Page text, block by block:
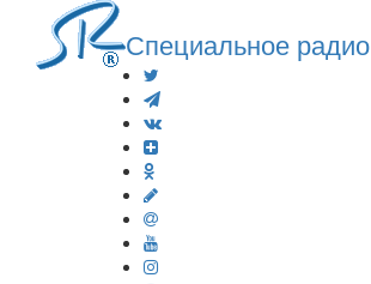
Специальное радио